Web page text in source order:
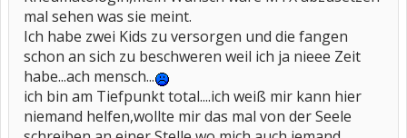
mal sehen was sie meint.
Ich habe zwei Kids zu versorgen und die fangen
schon an sich zu beschweren weil ich ja nieee Zeit
habe...ach mensch...
ich bin am Tiefpunkt total....ich weiß mir kann hier
niemand helfen,wollte mir das mal von der Seele